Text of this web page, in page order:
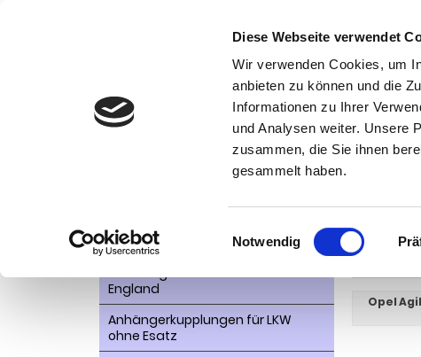
Diese Webseite verwendet
Wir verwenden Cookies, um
anbieten zu können und die
Informationen zu Ihrer
und Analysen weiter. Unsere
zusammen, die Sie ihnen
gesammelt haben.
Einwilligungsauswahl
Notwendig
Agila
Opel
Kategorien
AHK- Zubehör, Ersatzteile
Anhängelast erhöhen
Anhängerkupplungen für
Fahrzeuge aus den USA Canada
England
Anhängerkupplungen für LKW
ohne Esatz